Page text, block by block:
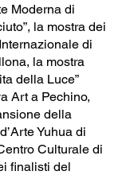
Moderna di
la mostra dei
di
la mostra
della Luce”
Art a Pechino,
della
Yuhua di
Culturale di
finalisti del